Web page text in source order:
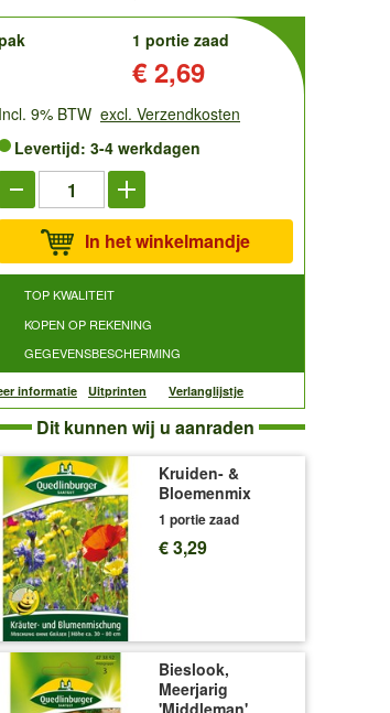
1 portie zaad
€ 2,69
Incl. 9% BTW excl. Verzendkosten
Levertijd: 3-4 werkdagen
In het winkelmandje
TOP KWALITEIT
KOPEN OP REKENING
GEGEVENSBESCHERMING
informatie Uitprinten Verlanglijstje
Dit kunnen wij u aanraden
Kruiden- &
Bloemenmix
1 portie zaad
€ 3,29
Bieslook,
Meerjarig
'Middleman'